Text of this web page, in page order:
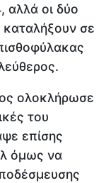
αλλά οι δύο
σε
ολοκλήρωσε
του
επίσης
όμως να